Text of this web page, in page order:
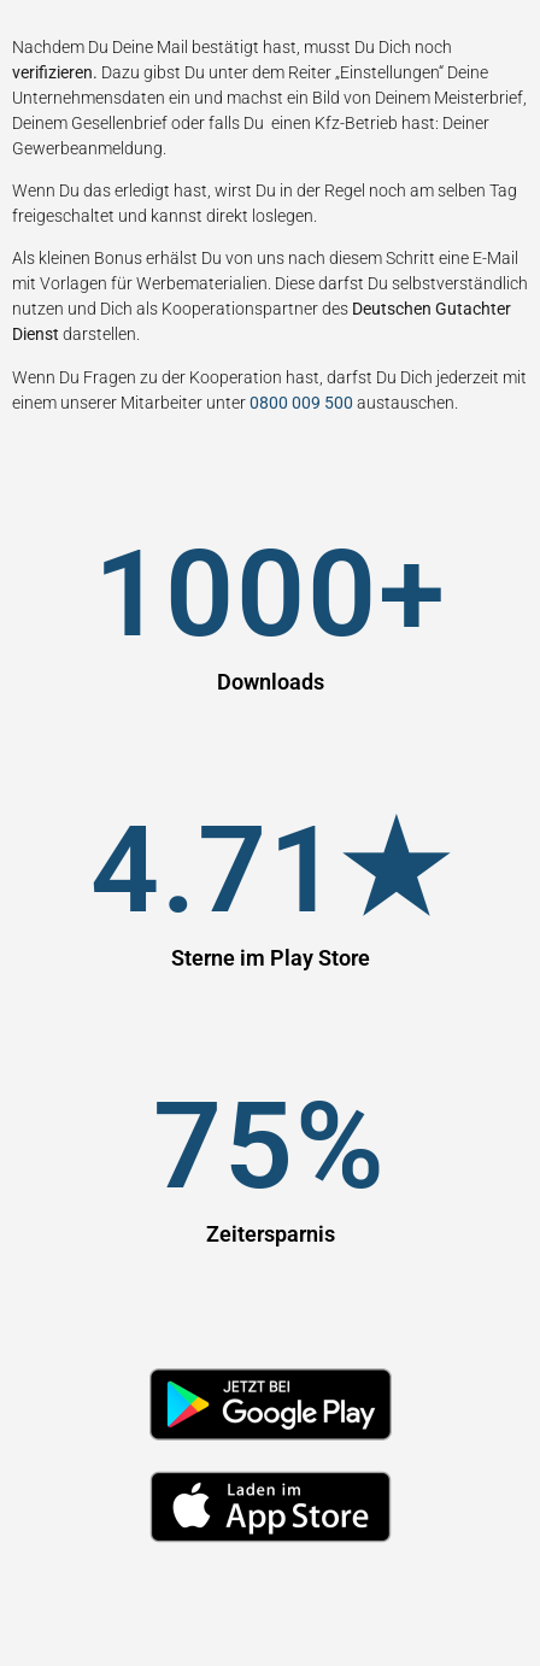
Nachdem Du Deine Mail bestätigt hast, musst Du Dich noch
verifizieren. Dazu gibst Du unter dem Reiter „Einstellungen“ Deine
Unternehmensdaten ein und machst ein Bild von Deinem Meisterbrief,
Deinem Gesellenbrief oder falls Du einen Kfz-Betrieb hast: Deiner
Gewerbeanmeldung.
Wenn Du das erledigt hast, wirst Du in der Regel noch am selben Tag
freigeschaltet und kannst direkt loslegen.
Als kleinen Bonus erhälst Du von uns nach diesem Schritt eine E-Mail
mit Vorlagen für Werbematerialien. Diese darfst Du selbstverständlich
nutzen und Dich als Kooperationspartner des Deutschen Gutachter
Dienst darstellen.
Wenn Du Fragen zu der Kooperation hast, darfst Du Dich jederzeit mit
einem unserer Mitarbeiter unter0800 009 500 austauschen.
Downloads
1000+
Sterne im Play Store
4.71★
Zeitersparnis
75%